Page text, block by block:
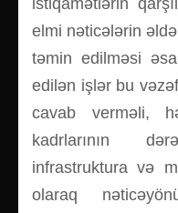
elmi nəticələrin
təmin edilməsi
edilən işlər bu
cavab verməli,
kadrlarının
infrastruktura və
olaraq